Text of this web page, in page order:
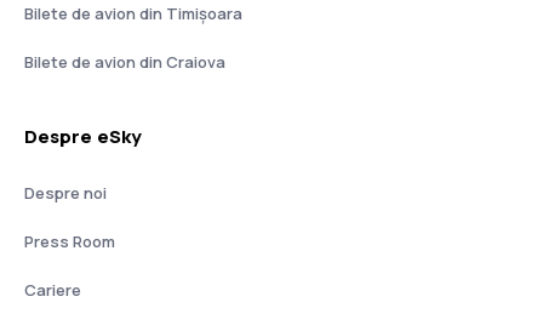
Bilete de avion din Timișoara
Bilete de avion din Craiova
Despre eSky
Despre noi
Press Room
Cariere